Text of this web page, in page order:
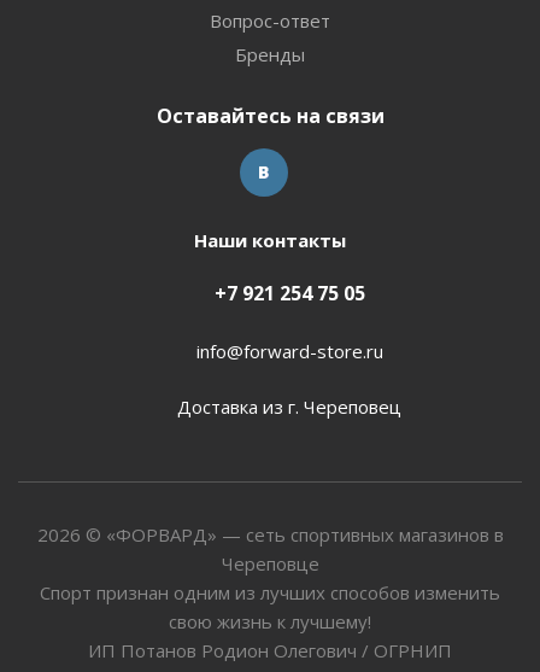
Вопрос-ответ
Бренды
Оставайтесь на связи
Наши контакты
+7 921 254 75 05
info@forward-store.ru
Доставка из г. Череповец
2026 © «ФОРВАРД» — сеть спортивных магазинов в
Череповце
Спорт признан одним из лучших способов изменить
свою жизнь к лучшему!
ИП Потанов Родион Олегович / ОГРНИП